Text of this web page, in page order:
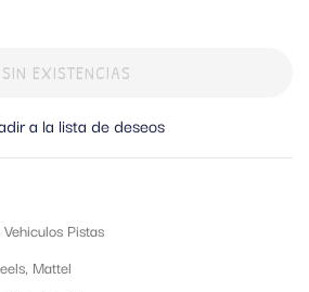
SIN EXISTENCIAS
a la lista de deseos
Pistas
, Mattel